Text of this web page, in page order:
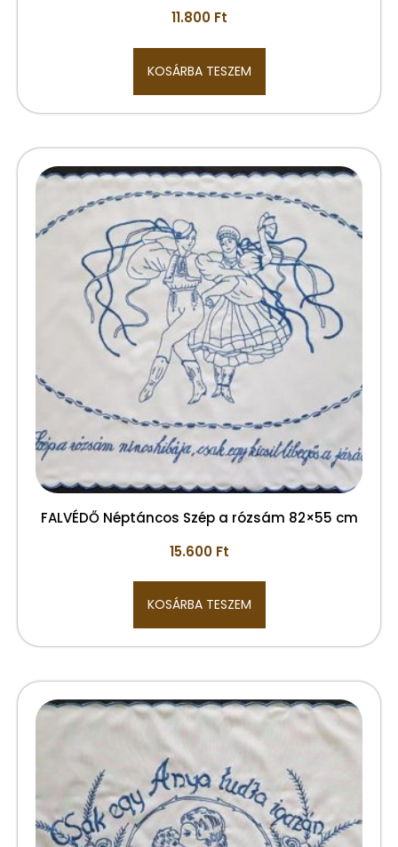
11.800 Ft
KOSÁRBA TESZEM
FALVÉDŐ Néptáncos Szép a rózsám 82×55 cm
15.600 Ft
KOSÁRBA TESZEM